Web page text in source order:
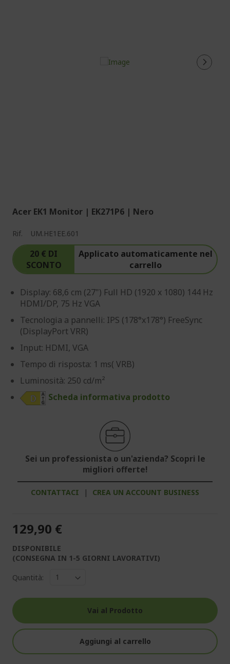
Acer EK1 Monitor | EK271P6 | Nero
Rif. UM.HE1EE.601
20 € DI
SCONTO
Applicato automaticamente nel
carrello
Display: 68,6 cm (27") Full HD (1920 x 1080) 144 Hz
HDMI/DP, 75 Hz VGA
Tecnologia a pannelli: IPS (178°x178°) FreeSync
(DisplayPort VRR)
Input: HDMI, VGA
Tempo di risposta: 1 ms( VRB)
Luminosità: 250 cd/m²
Scheda informativa prodotto
Sei un professionista o un'azienda? Scopri le
migliori offerte!
CONTATTACI | CREA UN ACCOUNT BUSINESS
129,90 €
DISPONIBILE
(CONSEGNA IN 1-5 GIORNI LAVORATIVI)
Quantità:
Vai al Prodotto
Aggiungi al carrello